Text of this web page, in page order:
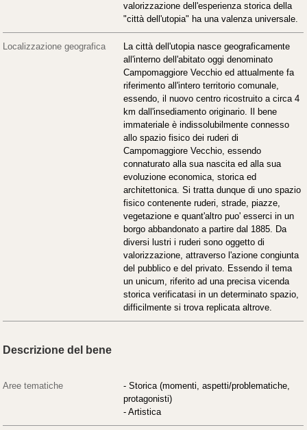
valorizzazione dell'esperienza storica della
"città dell'utopia" ha una valenza universale.
Localizzazione geografica
La città dell'utopia nasce geograficamente
all'interno dell'abitato oggi denominato
Campomaggiore Vecchio ed attualmente fa
riferimento all'intero territorio comunale,
essendo, il nuovo centro ricostruito a circa 4
km dall'insediamento originario. Il bene
immateriale è indissolubilmente connesso
allo spazio fisico dei ruderi di
Campomaggiore Vecchio, essendo
connaturato alla sua nascita ed alla sua
evoluzione economica, storica ed
architettonica. Si tratta dunque di uno spazio
fisico contenente ruderi, strade, piazze,
vegetazione e quant'altro puo' esserci in un
borgo abbandonato a partire dal 1885. Da
diversi lustri i ruderi sono oggetto di
valorizzazione, attraverso l'azione congiunta
del pubblico e del privato. Essendo il tema
un unicum, riferito ad una precisa vicenda
storica verificatasi in un determinato spazio,
difficilmente si trova replicata altrove.
Descrizione del bene
Aree tematiche
- Storica (momenti, aspetti/problematiche,
protagonisti)
- Artistica